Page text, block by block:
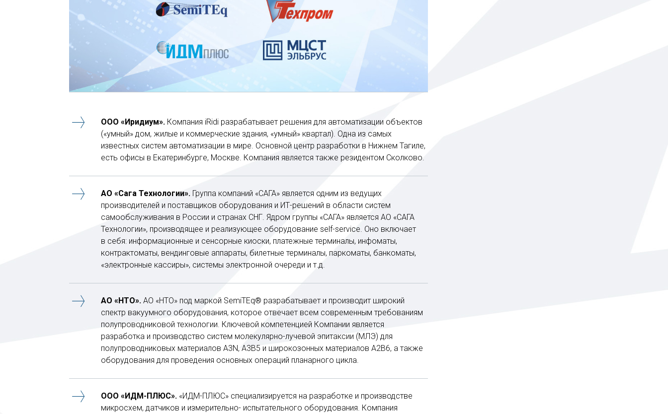
ООО «Иридиум». Компания iRidi разрабатывает решения для автоматизации объектов
(«умный» дом, жилые и коммерческие здания, «умный» квартал). Одна из самых
известных систем автоматизации в мире. Основной центр разработки в Нижнем Тагиле,
есть офисы в Екатеринбурге, Москве. Компания является также резидентом Сколково.
АО «Сага Технологии». Группа компаний «САГА» является одним из ведущих
производителей и поставщиков оборудования и ИТ-решений в области систем
самообслуживания в России и странах СНГ. Ядром группы «САГА» является АО «САГА
Технологии», производящее и реализующее оборудование self-service. Оно включает
в себя: информационные и сенсорные киоски, платежные терминалы, инфоматы,
контрактоматы, вендинговые аппараты, билетные терминалы, паркоматы, банкоматы,
«электронные кассиры», системы электронной очереди и т.д.
АО «НТО». АО «НТО» под маркой SemiTEq® разрабатывает и производит широкий
спектр вакуумного оборудования, которое отвечает всем современным требованиям
полупроводниковой технологии. Ключевой компетенцией Компании является
разработка и производство систем молекулярно-лучевой эпитаксии (МЛЭ) для
полупроводниковых материалов А3N, А3В5 и широкозонных материалов А2В6, а также
оборудования для проведения основных операций планарного цикла.
ООО «ИДМ-ПЛЮС». «ИДМ-ПЛЮС» специализируется на разработке и производстве
микросхем, датчиков и измерительно- испытательного оборудования. Компания